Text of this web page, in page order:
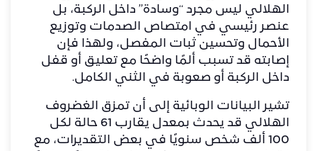
الهلالي ليس مجرد “وسادة” داخل الركبة، بل
عنصر رئيسي في امتصاص الصدمات وتوزيع
الأحمال وتحسين ثبات المفصل، ولهذا فإن
إصابته قد تسبب ألمًا واضحًا مع تعليق أو قفل
داخل الركبة أو صعوبة في الثني الكامل.
تشير البيانات الوبائية إلى أن تمزق الغضروف
الهلالي قد يحدث بمعدل يقارب 61 حالة لكل
100 ألف شخص سنويًا في بعض التقديرات، مع